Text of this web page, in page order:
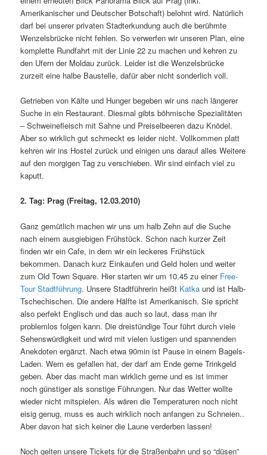
Amerikanischer und Deutscher Botschaft) belohnt wird. Natürlich
darf bei unserer privaten Stadterkundung auch die berühmte
Wenzelsbrücke nicht fehlen. So verwerfen wir unseren Plan, eine
komplette Rundfahrt mit der Linie 22 zu machen und kehren zu
den Ufern der Moldau zurück. Leider ist die Wenzelsbrücke
zurzeit eine halbe Baustelle, dafür aber nicht sonderlich voll.
Getrieben von Kälte und Hunger begeben wir uns nach längerer
Suche in ein Restaurant. Diesmal gibts böhmische Spezialitäten
– Schweinefleisch mit Sahne und Preiselbeeren dazu Knödel.
Aber so wirklich gut schmeckt es leider nicht. Vollkommen platt
kehren wir ins Hostel zurück und einigen uns darauf alles Weitere
auf den morgigen Tag zu verschieben. Wir sind einfach viel zu
kaputt.
2. Tag: Prag (Freitag, 12.03.2010)
Ganz gemütlich machen wir uns um halb Zehn auf die Suche
nach einem ausgiebigen Frühstück. Schon nach kurzer Zeit
finden wir ein Cafe, in dem wir ein leckeres Frühstück
bekommen. Danach kurz Einkaufen und Geld holen und weiter
zum Old Town Square. Hier starten wir um 10.45 zu einer Free-
Tour Stadtführung. Unsere Stadtführerin heißt Katkaund ist Halb-
Tschechischen. Die andere Hälfte ist Amerikanisch. Sie spricht
also perfekt Englisch und das auch so laut, dass man ihr
problemlos folgen kann. Die dreistündige Tour führt durch viele
Sehenswürdigkeit und wird mit vielen lustigen und spannenden
Anekdoten ergänzt. Nach etwa 90min ist Pause in einem Bagels-
Laden. Wem es gefallen hat, der darf am Ende gerne Trinkgeld
geben. Aber das macht man wirklich gerne und es ist immer
noch günstiger als sonstige Führungen. Nur das Wetter wollte
wieder nicht mitspielen. Als wären die Temperaturen noch nicht
eisig genug, muss es auch wirklich noch anfangen zu Schneien..
Aber davon hat sich keiner die Laune verderben lassen!
Noch gelten unsere Tickets für die Straßenbahn und so “düsen”